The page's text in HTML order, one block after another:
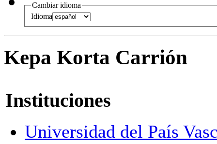
Cambiar idioma
Idioma
Kepa Korta Carrión
Instituciones
Universidad del País